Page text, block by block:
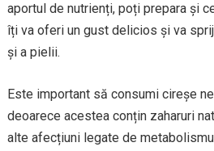
aportul de nutrienți, poți prepara și
îți va oferi un gust delicios și va
și a pielii.
Este important să consumi cireșe
deoarece acestea conțin zaharuri
alte afecțiuni legate de